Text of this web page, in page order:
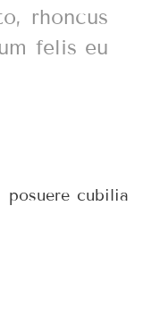
rhoncus
felis eu
cubilia